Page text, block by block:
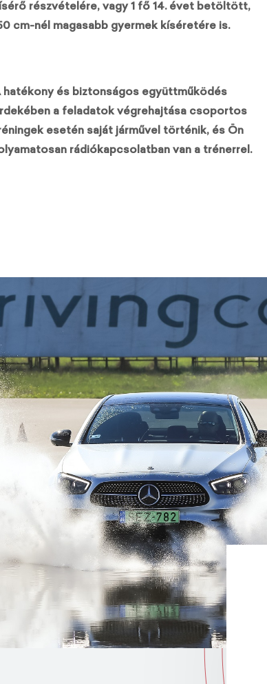
részvételére, vagy 1 fő 14. évet betöltött,
cm-nél magasabb gyermek kíséretére is.
hatékony és biztonságos együttműködés
a feladatok végrehajtása csoportos
esetén saját járművel történik, és Ön
rádiókapcsolatban van a trénerrel.